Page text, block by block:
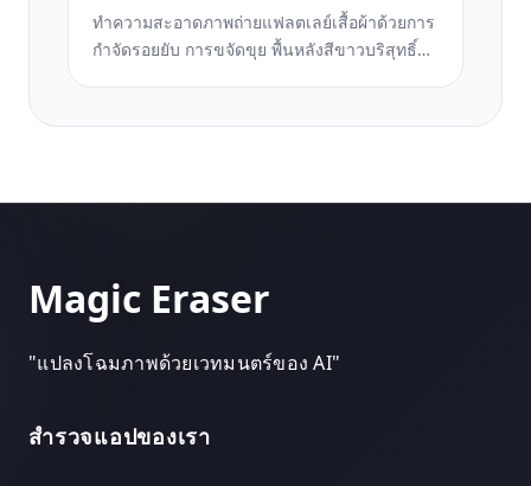
ทำความสะอาดภาพถ่ายแฟลตเลย์เสื้อผ้าด้วยการ
กำจัดรอยยับ การขจัดขุย พื้นหลังสีขาวบริสุทธิ์
Magic Eraser
"แปลงโฉมภาพด้วยเวทมนตร์ของ AI"
สำรวจแอปของเรา